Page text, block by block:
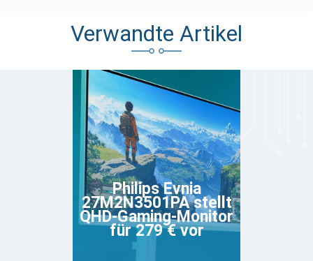
Verwandte Artikel
Philips Evnia
27M2N3501PA stellt
QHD-Gaming-Monitor
für 279 € vor